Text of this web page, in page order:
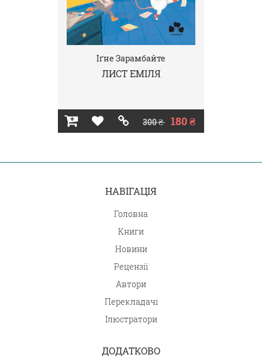
Іґне Зарамбайте
ЛИСТ ЕМІЛЯ
300 ₴ 180 ₴
НАВІГАЦІЯ
Головна
Книги
Новини
Рецензії
Автори
Перекладачі
Ілюстратори
ДОДАТКОВО